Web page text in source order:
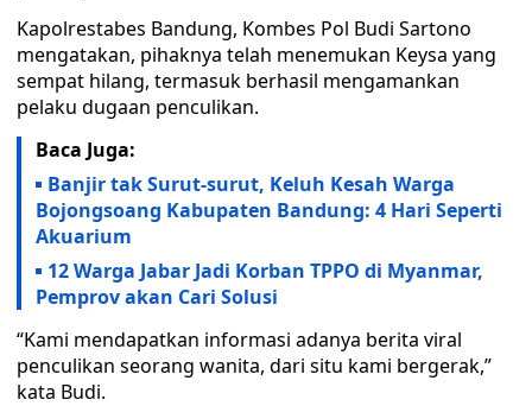
Kapolrestabes Bandung, Kombes Pol Budi Sartono
mengatakan, pihaknya telah menemukan Keysa yang
sempat hilang, termasuk berhasil mengamankan
pelaku dugaan penculikan.
Baca Juga:
Banjir tak Surut-surut, Keluh Kesah Warga
Bojongsoang Kabupaten Bandung: 4 Hari Seperti
Akuarium
12 Warga Jabar Jadi Korban TPPO di Myanmar,
Pemprov akan Cari Solusi
“Kami mendapatkan informasi adanya berita viral
penculikan seorang wanita, dari situ kami bergerak,”
kata Budi.